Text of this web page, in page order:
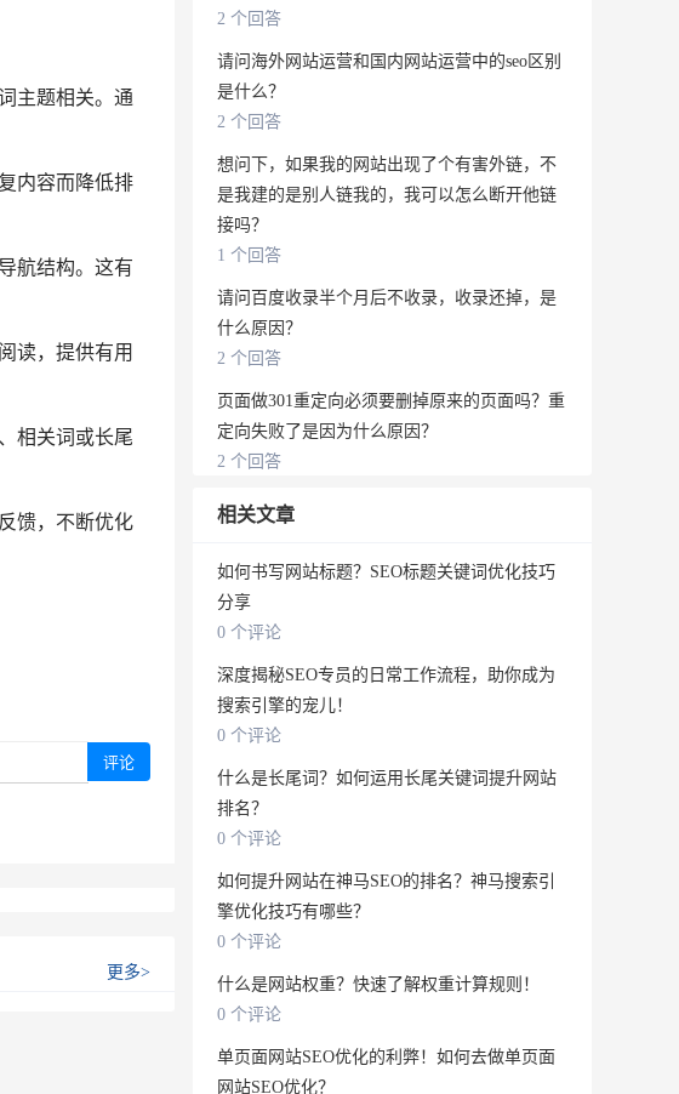
主题相关。通
内容而降低排
航结构。这有
读，提供有用
相关词或长尾
馈，不断优化
更多>
2 个回答
请问海外网站运营和国内网站运营中的seo区别
是什么？
2 个回答
想问下，如果我的网站出现了个有害外链，不
是我建的是别人链我的，我可以怎么断开他链
接吗？
1 个回答
请问百度收录半个月后不收录，收录还掉，是
什么原因？
2 个回答
页面做301重定向必须要删掉原来的页面吗？重
定向失败了是因为什么原因？
2 个回答
相关文章
如何书写网站标题？SEO标题关键词优化技巧
分享
0 个评论
深度揭秘SEO专员的日常工作流程，助你成为
搜索引擎的宠儿！
0 个评论
什么是长尾词？如何运用长尾关键词提升网站
排名？
0 个评论
如何提升网站在神马SEO的排名？神马搜索引
擎优化技巧有哪些？
0 个评论
什么是网站权重？快速了解权重计算规则！
0 个评论
单页面网站SEO优化的利弊！如何去做单页面
网站SEO优化？